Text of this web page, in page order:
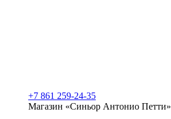
+7 861 259-24-35
Магазин «Синьор Антонио Петти»